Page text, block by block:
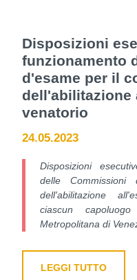
Disposizioni
funzionamento
d'esame per il
dell'abilitazione
venatorio
24.05.2023
Disposizioni
delle Commissioni
dell'abilitazione
ciascun
Metropolitana di
LEGGI TUTTO